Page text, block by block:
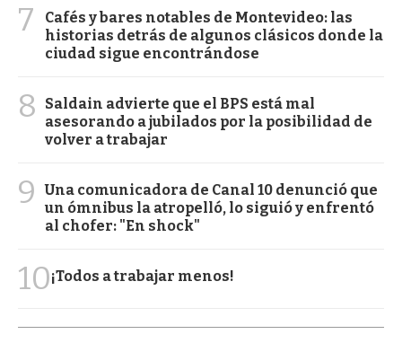
7
Cafés y bares notables de Montevideo: las
historias detrás de algunos clásicos donde la
ciudad sigue encontrándose
8
Saldain advierte que el BPS está mal
asesorando a jubilados por la posibilidad de
volver a trabajar
9
Una comunicadora de Canal 10 denunció que
un ómnibus la atropelló, lo siguió y enfrentó
al chofer: "En shock"
10¡Todos a trabajar menos!